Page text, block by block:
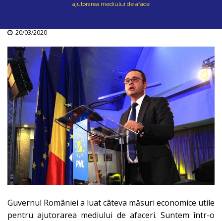
ajutorarea mediului de aface
20/03/2020
Guvernul României a luat câteva măsuri economice utile
pentru ajutorarea mediului de afaceri. Suntem într-o